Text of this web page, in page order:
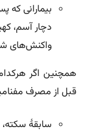
دچار آسم،
واکنش‌های
همچنین اگر
قبل از مصرف
سابقۀ